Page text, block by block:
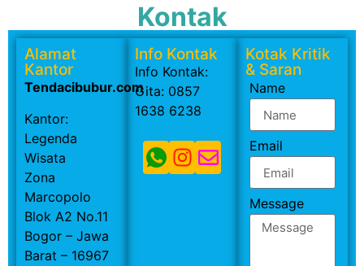
Kontak
Alamat
Kantor
Tendacibubur.com
Kantor:
Legenda
Wisata
Zona
Marcopolo
Blok A2 No.11
Bogor – Jawa
Barat – 16967
Info Kontak
Info Kontak:
Gita: 0857
1638 6238
Kotak Kritik
& Saran
Name
Email
Message